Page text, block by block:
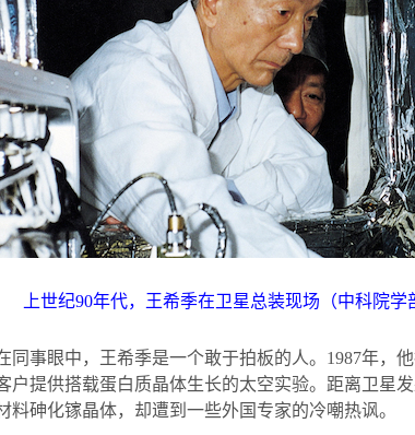
上世纪90年代，王希季在卫星总装现场（中科院学
同事眼中，王希季是一个敢于拍板的人。 1987年，
户提供搭载蛋白质晶体生长的太空实验。距离卫星
砷化镓晶体，却遭到一些外国专家的冷嘲热讽。